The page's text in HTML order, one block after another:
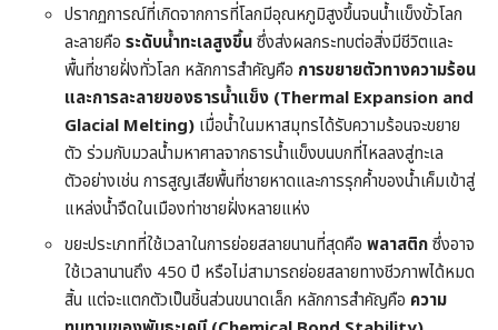
ปรากฏการณ์ที่เกิดจากการที่โลกมีอุณหภูมิสูงขึ้นจนน้ำแข็งขั้วโลก
ละลายคือ ระดับน้ำทะเลสูงขึ้นซึ่งส่งผลกระทบต่อสิ่งมีชีวิตและ
พื้นที่ชายฝั่งทั่วโลก หลักการสำคัญคือ การขยายตัวทางความร้อน
และการละลายของธารน้ำแข็ง (Thermal Expansion and
Glacial Melting)เมื่อน้ำในมหาสมุทรได้รับความร้อนจะขยาย
ตัว ร่วมกับมวลน้ำมหาศาลจากธารน้ำแข็งบนบกที่ไหลลงสู่ทะเล
ตัวอย่างเช่น การสูญเสียพื้นที่ชายหาดและการรุกค้ำของน้ำเค็มเข้าสู่
แหล่งน้ำจืดในเมืองท่าชายฝั่งหลายแห่ง
ขยะประเภทที่ใช้เวลาในการย่อยสลายนานที่สุดคือ พลาสติกซึ่งอาจ
ใช้เวลานานถึง 450 ปี หรือไม่สามารถย่อยสลายทางชีวภาพได้หมด
สิ้น แต่จะแตกตัวเป็นชิ้นส่วนขนาดเล็ก หลักการสำคัญคือ ความ